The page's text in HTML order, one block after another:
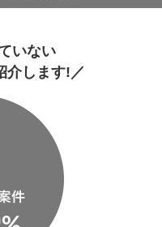
いない
介します!／